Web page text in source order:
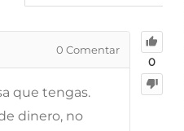
0
0 Comentar
que tengas.
dinero, no